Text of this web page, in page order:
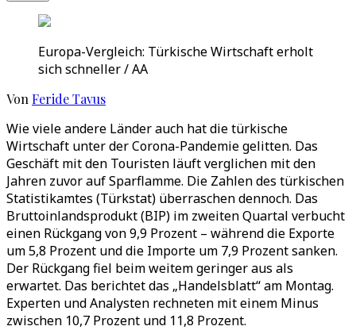
Europa-Vergleich: Türkische Wirtschaft erholt
sich schneller / AA
Von Feride Tavus
Wie viele andere Länder auch hat die türkische
Wirtschaft unter der Corona-Pandemie gelitten. Das
Geschäft mit den Touristen läuft verglichen mit den
Jahren zuvor auf Sparflamme. Die Zahlen des türkischen
Statistikamtes (Türkstat) überraschen dennoch. Das
Bruttoinlandsprodukt (BIP) im zweiten Quartal verbucht
einen Rückgang von 9,9 Prozent – während die Exporte
um 5,8 Prozent und die Importe um 7,9 Prozent sanken.
Der Rückgang fiel beim weitem geringer aus als
erwartet. Das berichtet das „Handelsblatt“ am Montag.
Experten und Analysten rechneten mit einem Minus
zwischen 10,7 Prozent und 11,8 Prozent.